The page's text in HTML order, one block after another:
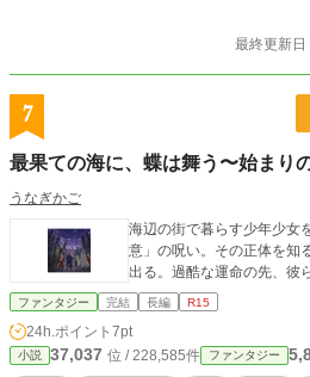
最終更新
7
最果ての海に、蝶は舞う〜始まり
うなぎかご
海辺の街で暮らす少年少女
意」の呪い。その正体を知
出る。過酷な運命の先、彼
ファンタジー 完結 長編 R15
24h.ポイント 7pt
小説 37,037 位 / 228,585件 ファンタジー